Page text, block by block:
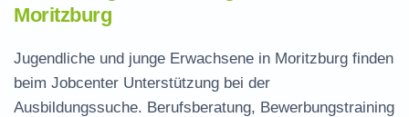
Moritzburg
Jugendliche und junge Erwachsene in Moritzburg finden
beim Jobcenter Unterstützung bei der
Ausbildungssuche. Berufsberatung, Bewerbungstraining